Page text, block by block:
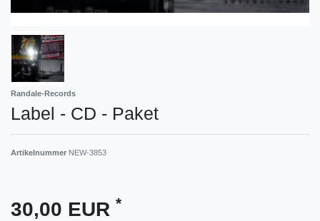
Randale-Records
Label - CD - Paket
Artikelnummer NEW-3853
30,00 EUR *